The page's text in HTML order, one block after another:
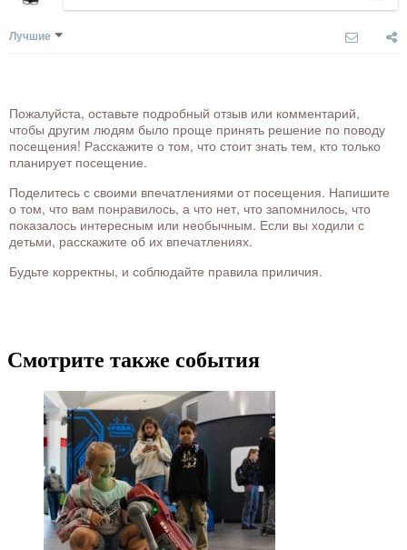
Лучшие
Пожалуйста, оставьте подробный отзыв или комментарий,
чтобы другим людям было проще принять решение по поводу
посещения! Расскажите о том, что стоит знать тем, кто только
планирует посещение.
Поделитесь с своими впечатлениями от посещения. Напишите
о том, что вам понравилось, а что нет, что запомнилось, что
показалось интересным или необычным. Если вы ходили с
детьми, расскажите об их впечатлениях.
Будьте корректны, и соблюдайте правила приличия.
Смотрите также события